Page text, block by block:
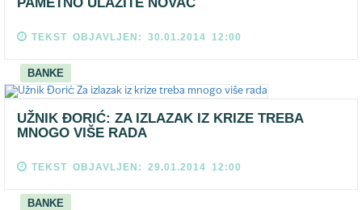
TEKST OBJAVLJEN: 30.01.2014 12:00
BANKE
UŽNIK ĐORIĆ: ZA IZLAZAK IZ KRIZE TREBA
MNOGO VIŠE RADA
TEKST OBJAVLJEN: 29.01.2014 12:00
BANKE